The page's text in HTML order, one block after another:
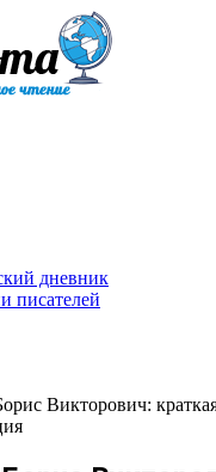
дневник
писателей
Викторович: